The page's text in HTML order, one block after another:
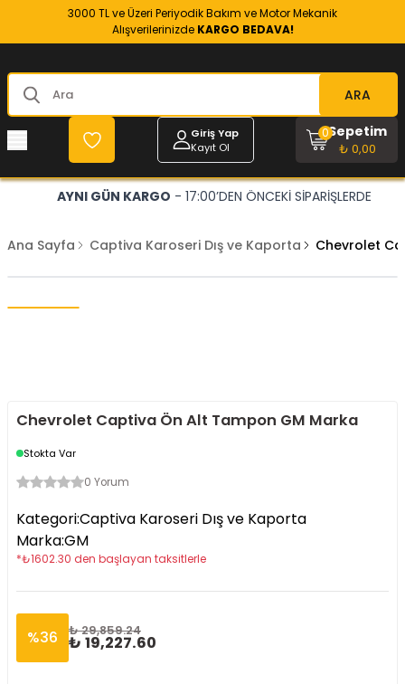
3000 TL ve Üzeri Periyodik Bakım ve Motor Mekanik
Alışverilerinizde KARGO BEDAVA!
ARA
Giriş Yap
Kayıt Ol
Sepetim
₺ 0,00
0
AYNI GÜN KARGO - 17:00’DEN ÖNCEKİ SİPARİŞLERDE
Ana Sayfa Captiva Karoseri Dış ve Kaporta Chevrolet
Chevrolet Captiva Ön Alt Tampon GM Marka
Stokta Var
0 Yorum
Kategori:Captiva Karoseri Dış ve Kaporta
Marka:GM
*₺1602.30 den başlayan taksitlerle
%36 ₺ 29,859.24
₺ 19,227.60